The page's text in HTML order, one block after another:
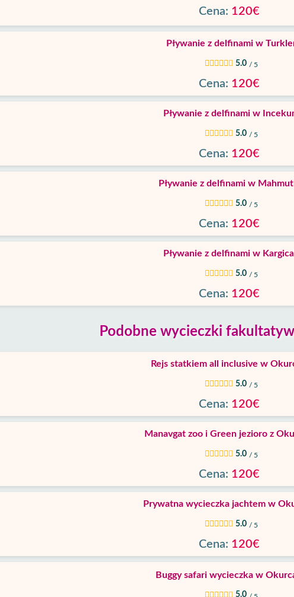
Cena: 120€
Pływanie z delfinami w
5.0 / 5
Cena: 120€
Pływanie z delfinami w
5.0 / 5
Cena: 120€
Pływanie z delfinami w
5.0 / 5
Cena: 120€
Pływanie z delfinami w
5.0 / 5
Cena: 120€
Podobne wycieczki
Rejs statkiem all inclusive w
5.0 / 5
Cena: 120€
Manavgat zoo i Green jezioro z
5.0 / 5
Cena: 120€
Prywatna wycieczka jachtem w
5.0 / 5
Cena: 120€
Buggy safari wycieczka w
5.0